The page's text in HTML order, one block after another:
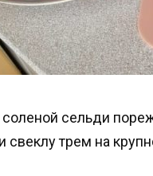
сельди
свеклу трем на